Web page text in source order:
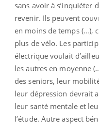
sans avoir à s’inquiéter
revenir. Ils peuvent
en moins de temps (…),
plus de vélo. Les
électrique voulait
les autres en moyenne
des seniors, leur
leur dépression devrait
leur santé mentale et
l’étude. Autre aspect